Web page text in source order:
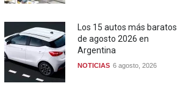
Los 15 autos más baratos
de agosto 2026 en
Argentina
NOTICIAS 6 agosto, 2026